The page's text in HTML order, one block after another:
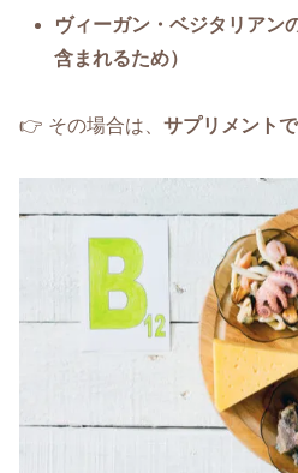
ヴィーガン・ベジタリアン
含まれるため）
👉 その場合は、 サプリメント